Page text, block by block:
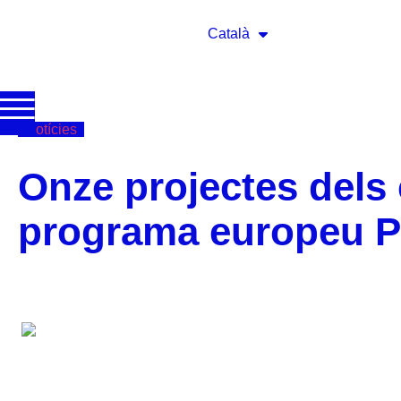
Català
Notícies
Onze projectes
programa europeu